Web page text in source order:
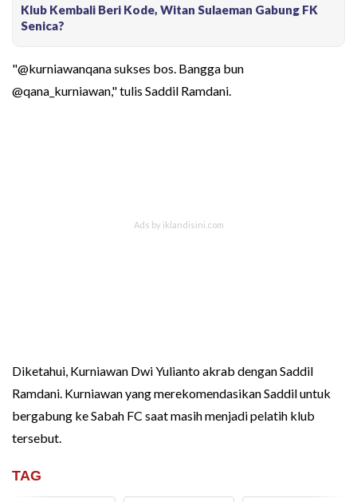
Klub Kembali Beri Kode, Witan Sulaeman Gabung FK
Senica?
"@kurniawanqana sukses bos. Bangga bun
@qana_kurniawan," tulis Saddil Ramdani.
Diketahui, Kurniawan Dwi Yulianto akrab dengan Saddil
Ramdani. Kurniawan yang merekomendasikan Saddil untuk
bergabung ke Sabah FC saat masih menjadi pelatih klub
tersebut.
TAG